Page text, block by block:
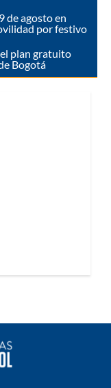
de agosto en
por festivo
plan gratuito
Bogotá